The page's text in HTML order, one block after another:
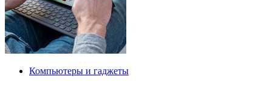
Компьютеры и гаджеты